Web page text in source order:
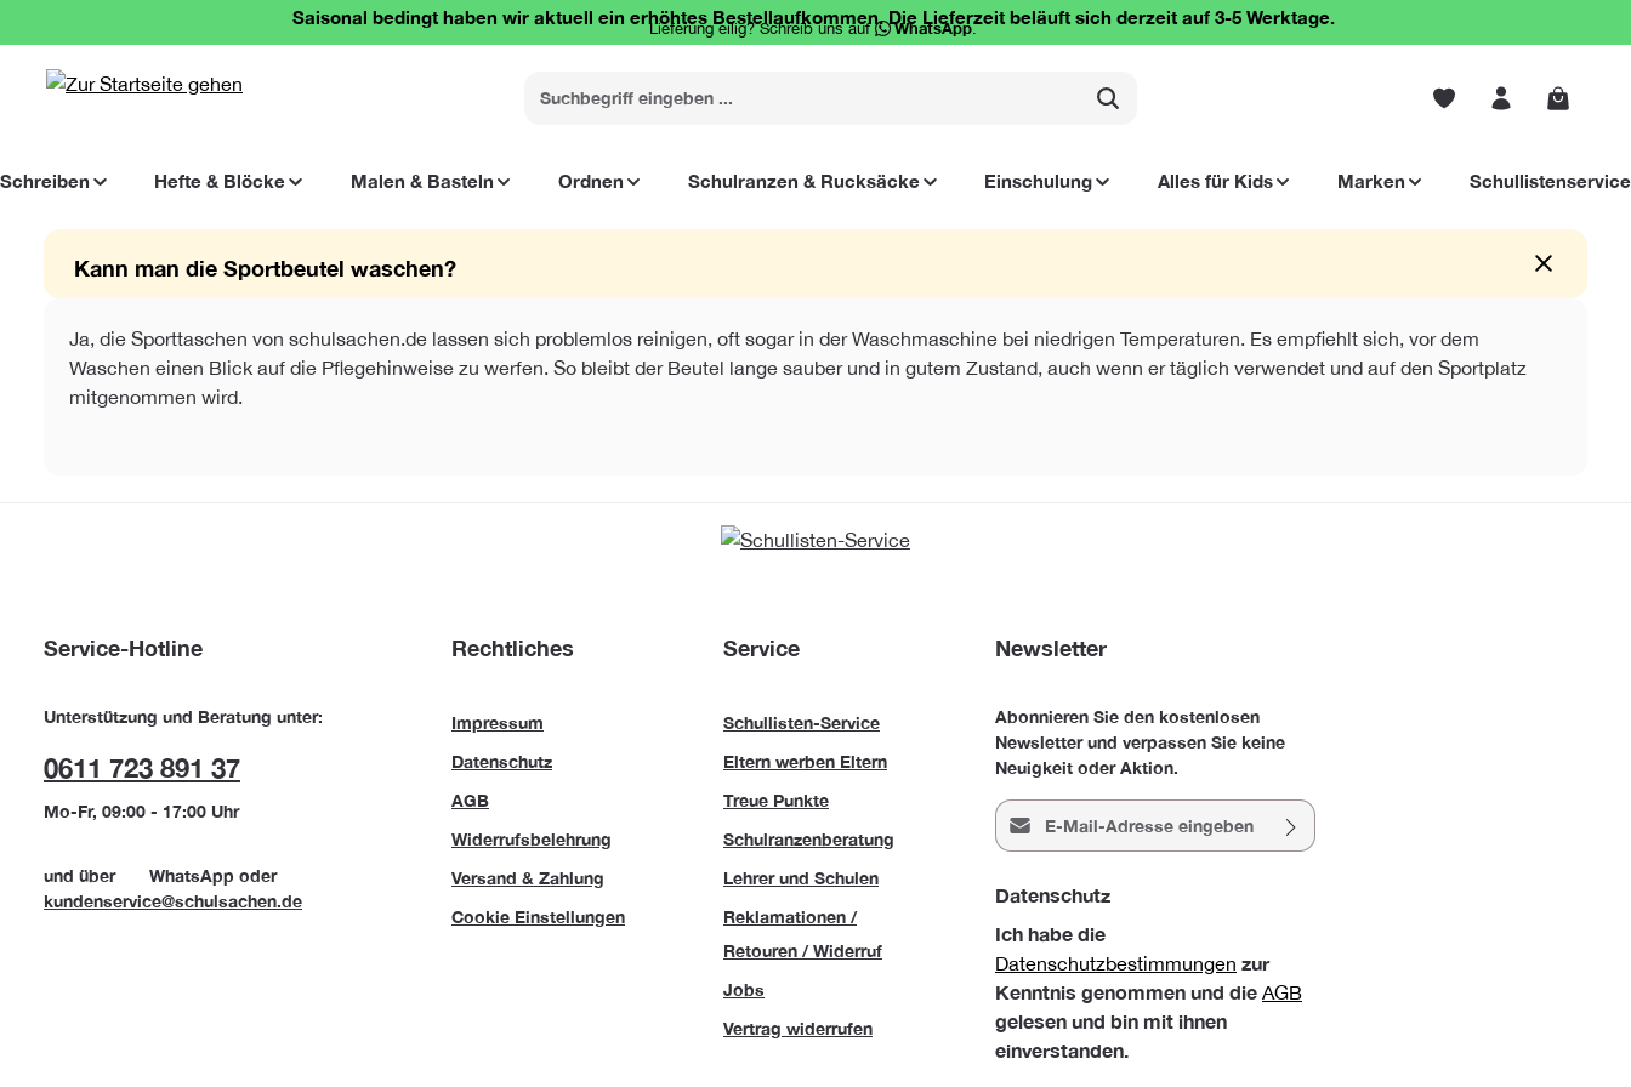
Zur Hauptnavigation springenSaisonal bedingt haben wir aktuell ein erhöhtes Bestellaufkommen. Die Lieferzeit beläuft sich derzeit auf 3-5 Werktage.
Lieferung eilig? Schreib uns auf WhatsApp.
Schreiben Hefte & Blöcke Malen & Basteln Ordnen Schulranzen & Rucksäcke Einschulung Alles für Kids Marken Schullistenservice
Kann man die Sportbeutel waschen?
Ja, die Sporttaschen von schulsachen.de lassen sich problemlos reinigen, oft sogar in der Waschmaschine bei niedrigen Temperaturen. Es empfiehlt sich, vor dem
Waschen einen Blick auf die Pflegehinweise zu werfen. So bleibt der Beutel lange sauber und in gutem Zustand, auch wenn er täglich verwendet und auf den Sportplatz
mitgenommen wird.
Service-Hotline
Unterstützung und Beratung unter:
0611 723 891 37
Mo-Fr, 09:00 - 17:00 Uhr
und über WhatsApp oder
kundenservice@schulsachen.de
Rechtliches
Impressum
Datenschutz
AGB
Widerrufsbelehrung
Versand & Zahlung
Cookie Einstellungen
Service
Schullisten-Service
Eltern werben Eltern
Treue Punkte
Schulranzenberatung
Lehrer und Schulen
Reklamationen /
Retouren / Widerruf
Jobs
Vertrag widerrufen
Newsletter
Abonnieren Sie den kostenlosen
Newsletter und verpassen Sie keine
Neuigkeit oder Aktion.
E-Mail-Adresse*
Datenschutz
Ich habe die
Datenschutzbestimmungen zur
Kenntnis genommen und die AGB
gelesen und bin mit ihnen
einverstanden.